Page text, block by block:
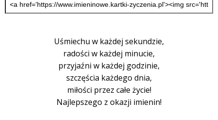
Uśmiechu w każdej sekundzie,
radości w każdej minucie,
przyjaźni w każdej godzinie,
szczęścia każdego dnia,
miłości przez całe życie!
Najlepszego z okazji imienin!